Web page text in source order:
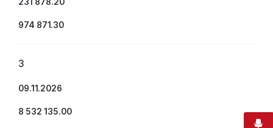
974 871.30
3
09.11.2026
8 532 135.00